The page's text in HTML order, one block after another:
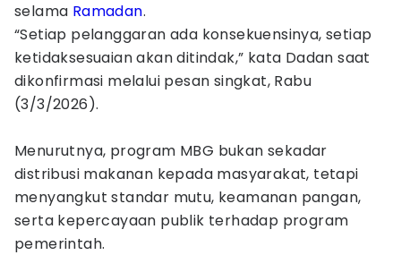
selama Ramadan.
“Setiap pelanggaran ada konsekuensinya, setiap
ketidaksesuaian akan ditindak,” kata Dadan saat
dikonfirmasi melalui pesan singkat, Rabu
(3/3/2026).
Menurutnya, program MBG bukan sekadar
distribusi makanan kepada masyarakat, tetapi
menyangkut standar mutu, keamanan pangan,
serta kepercayaan publik terhadap program
pemerintah.